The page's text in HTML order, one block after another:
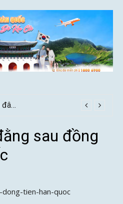
24h ở Thụy Sĩ nên đi đâu, chơi gì?
sau đồng